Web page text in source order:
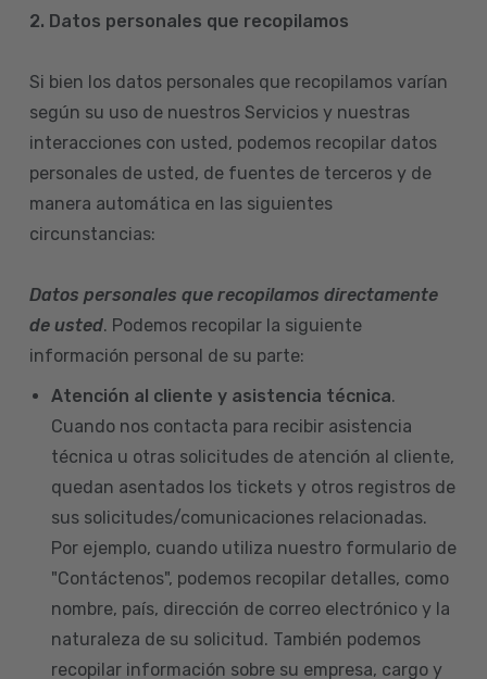
2. Datos personales que recopilamos
Si bien los datos personales que recopilamos varían
según su uso de nuestros Servicios y nuestras
interacciones con usted, podemos recopilar datos
personales de usted, de fuentes de terceros y de
manera automática en las siguientes
circunstancias:
Datos personales que recopilamos directamente
de usted. Podemos recopilar la siguiente
información personal de su parte:
Atención al cliente y asistencia técnica.
Cuando nos contacta para recibir asistencia
técnica u otras solicitudes de atención al cliente,
quedan asentados los tickets y otros registros de
sus solicitudes/comunicaciones relacionadas.
Por ejemplo, cuando utiliza nuestro formulario de
"Contáctenos", podemos recopilar detalles, como
nombre, país, dirección de correo electrónico y la
naturaleza de su solicitud. También podemos
recopilar información sobre su empresa, cargo y